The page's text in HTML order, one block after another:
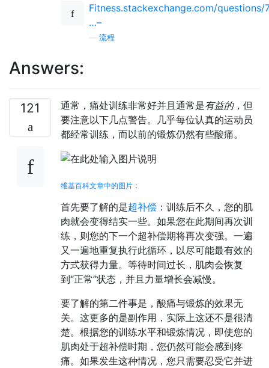
Fitness.stackexchange.com/questions/
…–
流程
Answers:
121 通常，痛处训练非常好并且通常是有益的，但
要注意以下几点警告。几乎每位认真的运动员
都经常训练，而以前的锻炼仍然有些酸痛。
维基百科文章中的图片 ：
首先要了解的是超补偿 ：训练后不久，您的肌
肉就会变得结实一些。如果您在此期间再次训
练，则您的下一个超补偿期将再次变强。一遍
又一遍地重复执行此循环，以尽可能最有效的
方式获得力量。等待时间过长，肌肉会恢复
到“正常”状态，并且力量增长会减慢。
要了解的第二件事是，酸痛与锻炼的效果无
关。这更多的是副作用，实际上这还不是很清
楚。根据您的训练水平和锻炼情况，即使您的
肌肉处于超补偿时期，您仍然可能会感到疼
痛。如果发生这种情况，您只需要忍受它并进